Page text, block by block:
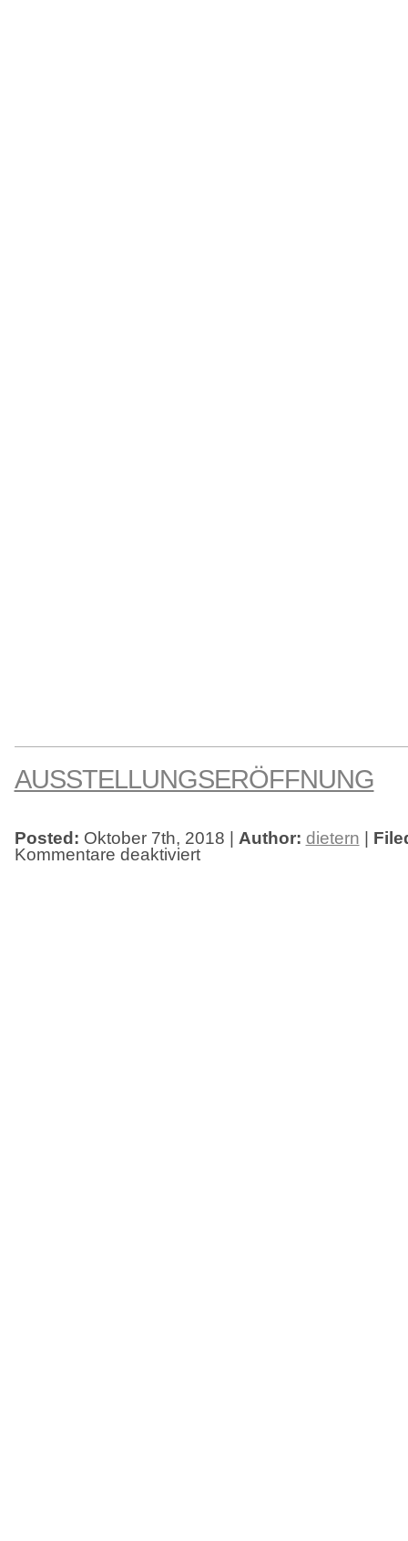
AUSSTELLUNGSERÖFFNUNG
Posted: Oktober 7th, 2018 | Author: dietern |
Kommentare deaktiviertfür
Ausstellungseröffnung